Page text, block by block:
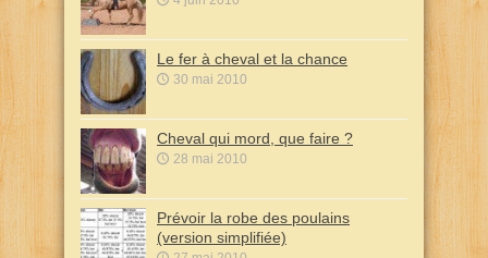
Le fer à cheval et la chance
30 mai 2010
Cheval qui mord, que faire ?
28 mai 2010
Prévoir la robe des poulains
(version simplifiée)